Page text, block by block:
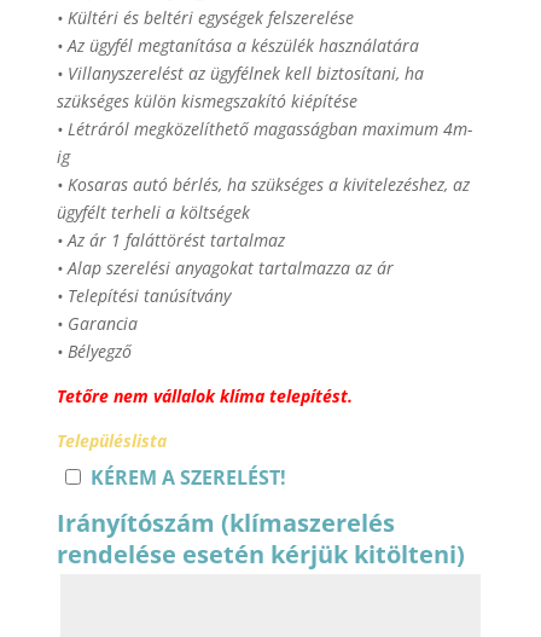
• Kültéri és beltéri egységek felszerelése
• Az ügyfél megtanítása a készülék használatára
• Villanyszerelést az ügyfélnek kell biztosítani, ha
szükséges külön kismegszakító kiépítése
• Létráról megközelíthető magasságban maximum 4m-
ig
• Kosaras autó bérlés, ha szükséges a kivitelezéshez, az
ügyfélt terheli a költségek
• Az ár 1 faláttörést tartalmaz
• Alap szerelési anyagokat tartalmazza az ár
• Telepítési tanúsítvány
• Garancia
• Bélyegző
Tetőre nem vállalok klíma telepítést.
Településlista
KÉREM A SZERELÉST!
Irányítószám (klímaszerelés
rendelése esetén kérjük kitölteni)